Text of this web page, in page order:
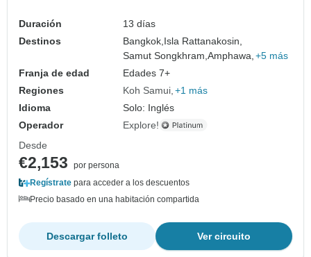
Duración
13 días
Destinos
Bangkok, Isla Rattanakosin,
Samut Songkhram,Amphawa, +5 más
Franja de edad
Edades 7+
Regiones
Koh Samui +1 más
Idioma
Solo: Inglés
Operador
Explore!
Desde
€2,153
por persona
Regístrate para acceder a los descuentos
Precio basado en una habitación compartida
Ver circuito
Descargar folleto